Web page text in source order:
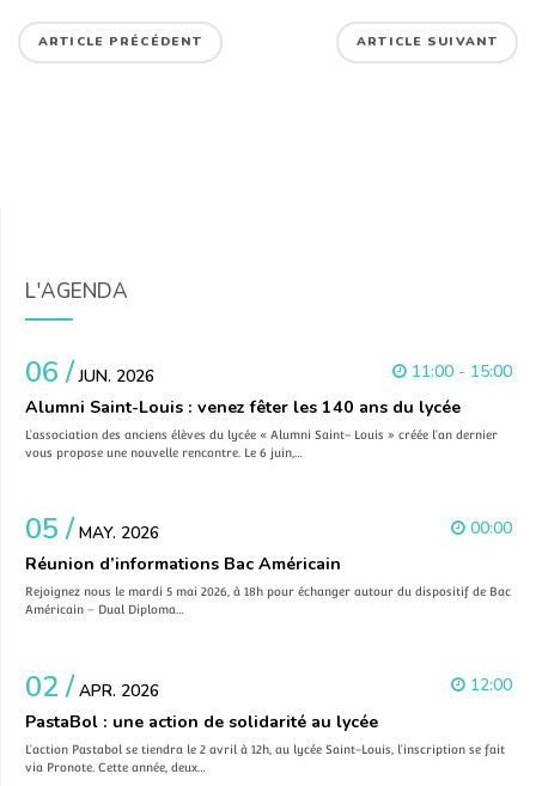
ARTICLE PRÉCÉDENT ARTICLE SUIVANT
L'AGENDA
06 /JUN. 2026
11:00 - 15:00
Alumni Saint-Louis : venez fêter les 140 ans du lycée
L’association des anciens élèves du lycée « Alumni Saint- Louis » créée l’an dernier
vous propose une nouvelle rencontre. Le 6 juin,…
05 / MAY. 2026
00:00
Réunion d’informations Bac Américain
Rejoignez nous le mardi 5 mai 2026, à 18h pour échanger autour du dispositif de Bac
Américain – Dual Diploma…
02 / APR. 2026
12:00
PastaBol : une action de solidarité au lycée
L’action Pastabol se tiendra le 2 avril à 12h, au lycée Saint-Louis, l’inscription se fait
via Pronote. Cette année, deux…